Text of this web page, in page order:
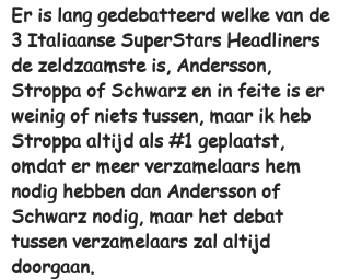
Er is lang gedebatteerd welke van de
3 Italiaanse SuperStars Headliners
de zeldzaamste is, Andersson,
Stroppa of Schwarz en in feite is er
weinig of niets tussen, maar ik heb
Stroppa altijd als #1 geplaatst,
omdat er meer verzamelaars hem
nodig hebben dan Andersson of
Schwarz nodig, maar het debat
tussen verzamelaars zal altijd
doorgaan.